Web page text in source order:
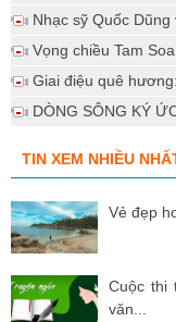
Nhạc sỹ Quốc Dũng
Vọng chiều Tam Soa
Giai điệu quê
DÒNG SÔNG KÝ
TIN XEM NHIỀU
Vẻ đẹp
Cuộc thi
văn...